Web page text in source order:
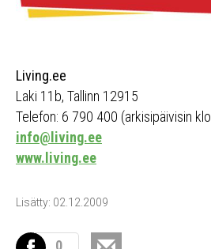
Living.ee
Laki 11b, Tallinn 12915
Telefon: 6 790 400 (arkisipäivisin
info@living.ee
www.living.ee
Lisätty: 02.12.2009
0